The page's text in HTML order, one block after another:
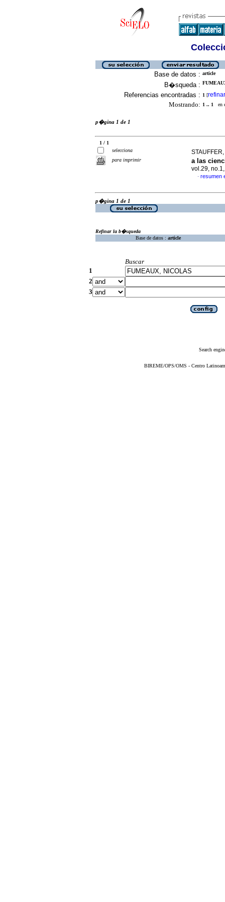
Base de datos : article
B�squeda :
Referencias encontradas : 1 [refinar
Mostrando: 1 .. 1 en
p�gina 1 de 1
1 / 1
selecciona
para imprimir
a las
vol.29,
· resumen
p�gina 1 de 1
Refinar la b�squeda
Base de datos : article
Buscar
1
2
3
Search
BIREME/OPS/OMS - Centro